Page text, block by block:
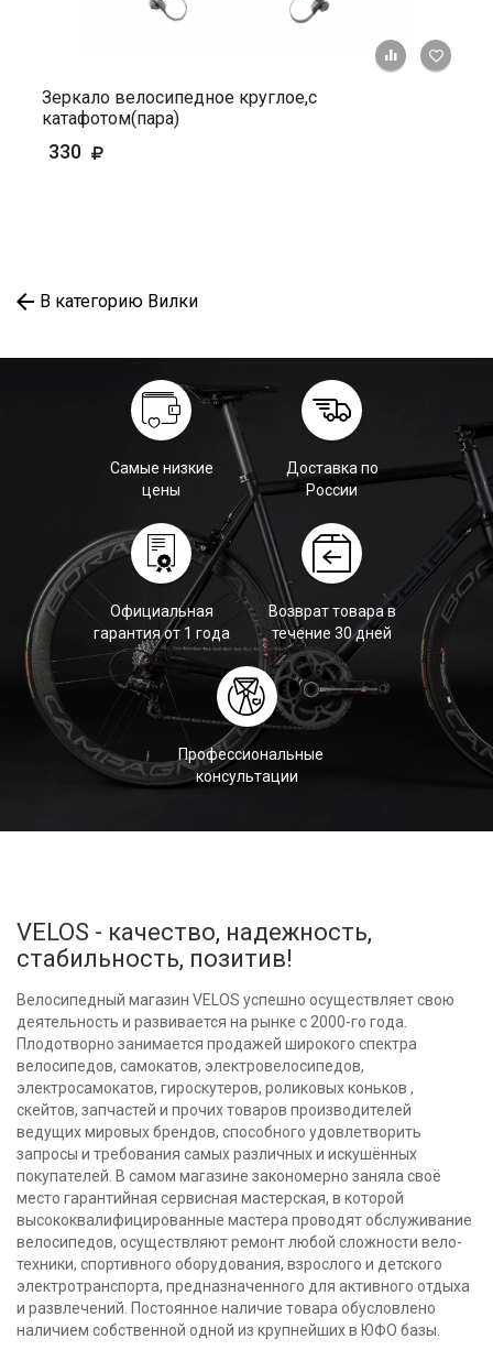
+ К
Зеркало велосипедное круглое,с
катафотом(пара)
330
В категорию Вилки
Самые низкие
цены
Доставка по
России
Официальная
гарантия от 1 года
Возврат товара в
течение 30 дней
Профессиональные
консультации
VELOS - качество, надежность,
стабильность, позитив!
Велосипедный магазин VELOS успешно осуществляет свою
деятельность и развивается на рынке с 2000-го года.
Плодотворно занимается продажей широкого спектра
велосипедов, самокатов, электровелосипедов,
электросамокатов, гироскутеров, роликовых коньков ,
скейтов, запчастей и прочих товаров производителей
ведущих мировых брендов, способного удовлетворить
запросы и требования самых различных и искушённых
покупателей. В самом магазине закономерно заняла своё
место гарантийная сервисная мастерская, в которой
высококвалифицированные мастера проводят обслуживание
велосипедов, осуществляют ремонт любой сложности вело-
техники, спортивного оборудования, взрослого и детского
электротранспорта, предназначенного для активного отдыха
и развлечений. Постоянное наличие товара обусловлено
наличием собственной одной из крупнейших в ЮФО базы.